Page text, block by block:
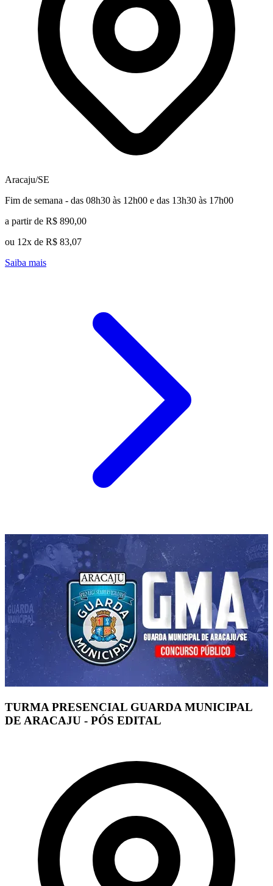
Aracaju/SE
Fim de semana - das 08h30 às 12h00 e das 13h30 às 17h00
a partir de R$ 890,00
ou 12x de R$ 83,07
Saiba mais
TURMA PRESENCIAL GUARDA MUNICIPAL
DE ARACAJU - PÓS EDITAL